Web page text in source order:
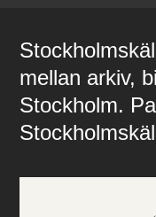
mellan arkiv,
Stockholm.